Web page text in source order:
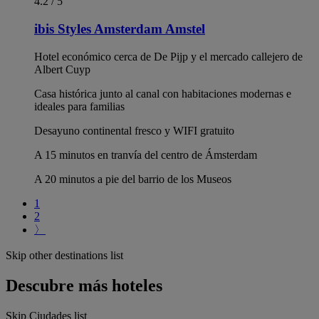
ibis Styles Amsterdam Amstel
Hotel económico cerca de De Pijp y el mercado callejero de
Albert Cuyp
Casa histórica junto al canal con habitaciones modernas e
ideales para familias
Desayuno continental fresco y WIFI gratuito
A 15 minutos en tranvía del centro de Ámsterdam
A 20 minutos a pie del barrio de los Museos
1
2
〉
Skip other destinations list
Descubre más hoteles
Skip Ciudades list